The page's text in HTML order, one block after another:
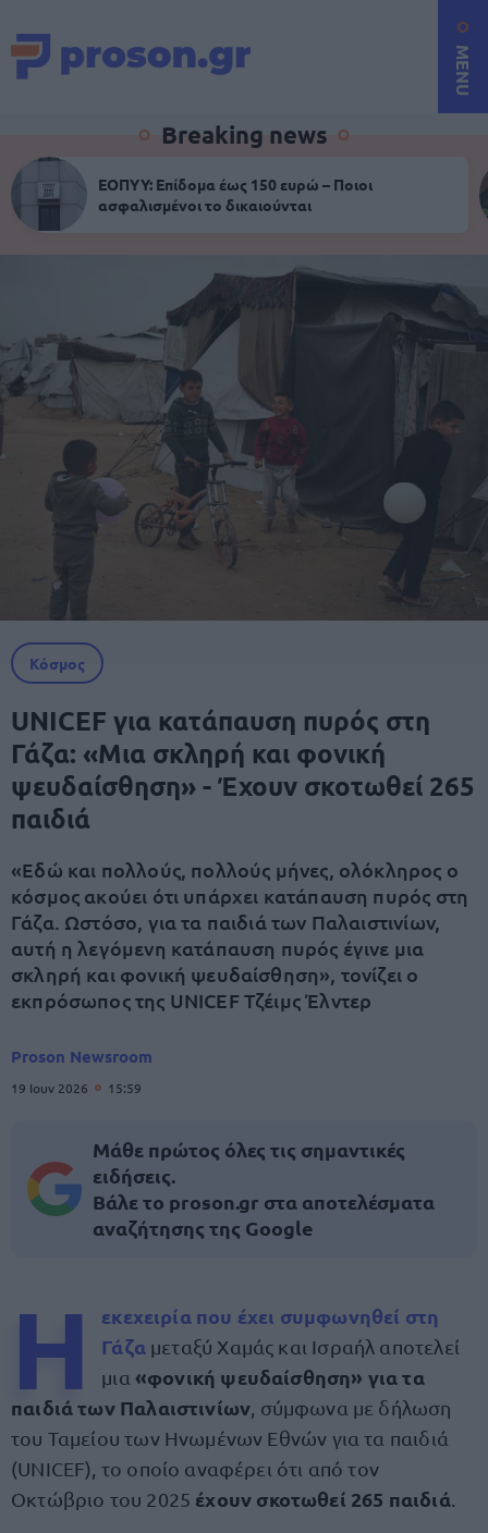
MENU
Breaking news
ΕΟΠΥΥ: Επίδομα έως 150 ευρώ – Ποιοι
ασφαλισμένοι το δικαιούνται
Κόσμος
UNICEF για κατάπαυση πυρός στη
Γάζα: «Μια σκληρή και φονική
ψευδαίσθηση» - Έχουν σκοτωθεί 265
παιδιά
«Εδώ και πολλούς, πολλούς μήνες, ολόκληρος ο
κόσμος ακούει ότι υπάρχει κατάπαυση πυρός στη
Γάζα. Ωστόσο, για τα παιδιά των Παλαιστινίων,
αυτή η λεγόμενη κατάπαυση πυρός έγινε μια
σκληρή και φονική ψευδαίσθηση», τονίζει ο
εκπρόσωπος της UNICEF Τζέιμς Έλντερ
Proson Newsroom
19 Ιουν 2026 15:59
Μάθε πρώτος όλες τις σημαντικές
ειδήσεις.
Βάλε το proson.gr στα αποτελέσματα
αναζήτησης της Google
Η εκεχειρία που έχει συμφωνηθεί στη
Γάζα μεταξύ Χαμάς και Ισραήλ αποτελεί
μια «φονική ψευδαίσθηση» για τα
παιδιά των Παλαιστινίων , σύμφωνα με δήλωση
του Ταμείου των Ηνωμένων Εθνών για τα παιδιά
(UNICEF), το οποίο αναφέρει ότι από τον
Οκτώβριο του 2025 έχουν σκοτωθεί 265 παιδιά